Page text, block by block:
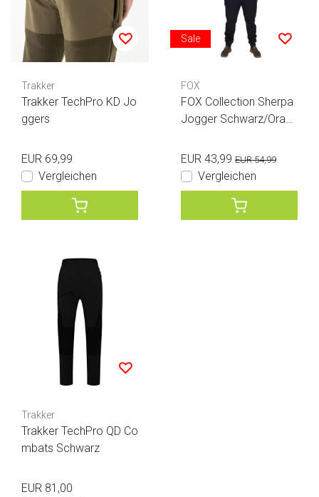
Trakker
Trakker TechPro KD Jo
ggers
EUR 69,99
Vergleichen
Sale
FOX
FOX Collection Sherpa
Jogger Schwarz/Orang
EUR 43,99 EUR 54,99
Vergleichen
Trakker
Trakker TechPro QD Co
mbats Schwarz
EUR 81,00